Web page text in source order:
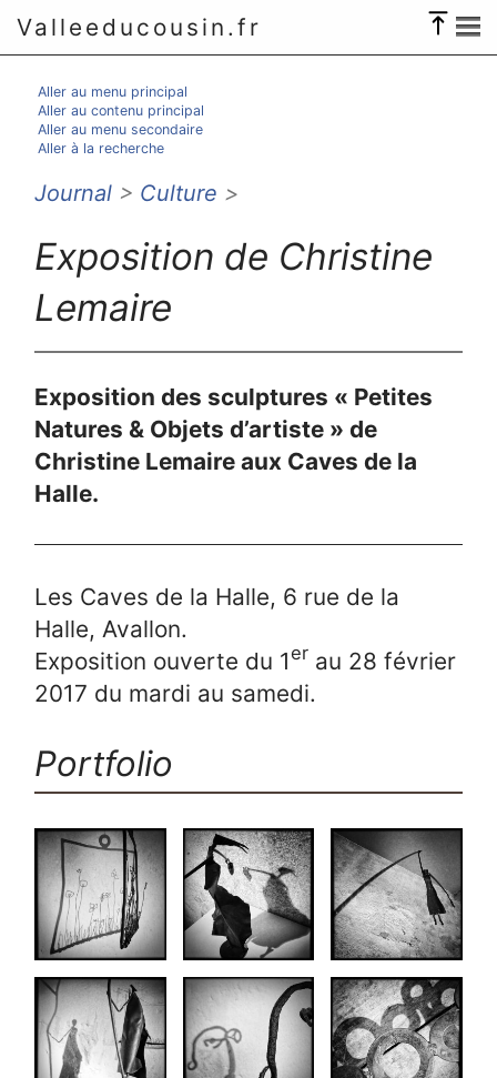
Valleeducousin.fr
Aller au menu principal
Aller au contenu principal
Aller au menu secondaire
Aller à la recherche
Journal > Culture >
Exposition de Christine
Lemaire
Exposition des sculptures « Petites
Natures & Objets d’artiste » de
Christine Lemaire aux Caves de la
Halle.
Les Caves de la Halle, 6 rue de la
Halle, Avallon.
Exposition ouverte du 1er au 28 février
2017 du mardi au samedi.
Portfolio